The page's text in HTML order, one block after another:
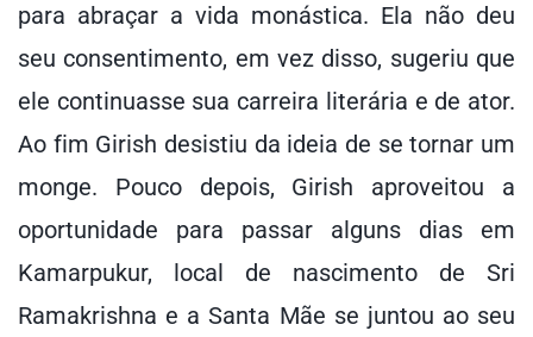
para abraçar a vida monástica. Ela não deu
seu consentimento, em vez disso, sugeriu que
ele continuasse sua carreira literária e de ator.
Ao fim Girish desistiu da ideia de se tornar um
monge. Pouco depois, Girish aproveitou a
oportunidade para passar alguns dias em
Kamarpukur, local de nascimento de Sri
Ramakrishna e a Santa Mãe se juntou ao seu